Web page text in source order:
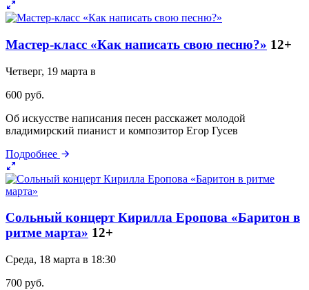
Мастер-класс «Как написать свою песню?» 12+
Четверг, 19 марта в
600 руб.
Об искусстве написания песен расскажет молодой
владимирский пианист и композитор Егор Гусев
Подробнее
Сольный концерт Кирилла Еропова «Баритон в
ритме марта» 12+
Среда, 18 марта в 18:30
700 руб.